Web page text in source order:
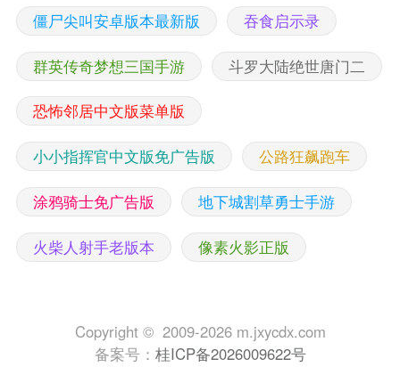
僵尸尖叫安卓版本最新版 吞食启示录
群英传奇梦想三国手游 斗罗大陆绝世唐门二
恐怖邻居中文版菜单版
小小指挥官中文版免广告版 公路狂飙跑车
涂鸦骑士免广告版 地下城割草勇士手游
火柴人射手老版本 像素火影正版
Copyright © 2009-2026 m.jxycdx.com
备案号： 桂ICP备2026009622号